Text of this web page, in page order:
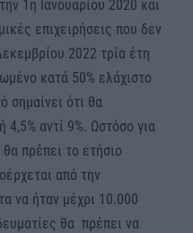
1η Ιανουαρίου 2020 και
επιχειρήσεις που δεν
2022 τρία έτη
κατά 50% ελάχιστο
σημαίνει ότι θα
αντί 9%. Ωστόσο για
πρέπει το ετήσιο
από την
να ήταν μέχρι 10.000
θα πρέπει να